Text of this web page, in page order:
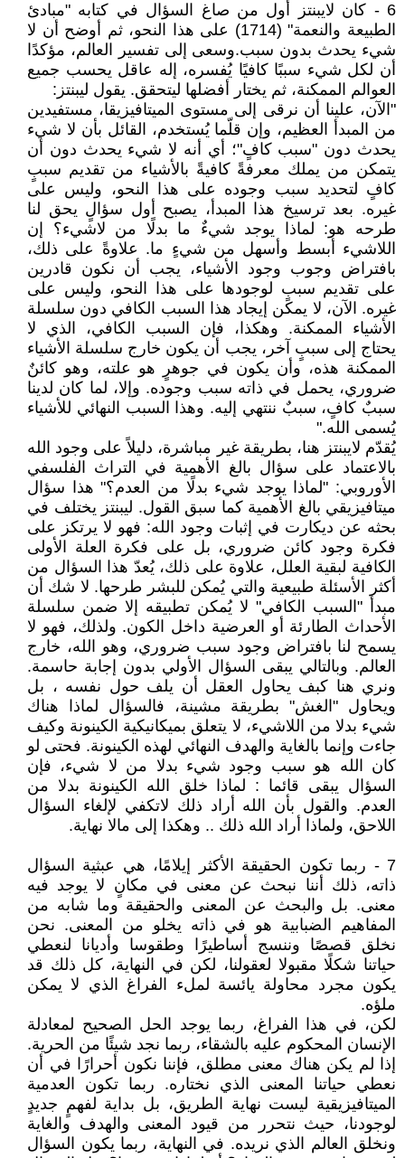
6 - كان لايبنتز أول من صاغ السؤال في كتابه "مبادئ
الطبيعة والنعمة" (1714) على هذا النحو، ثم أوضح أن لا
شيء يحدث بدون سبب.وسعى إلى تفسير العالم، مؤكدًا
أن لكل شيء سببًا كافيًا يُفسره، إله عاقل يحسب جميع
العوالم الممكنة، ثم يختار أفضلها ليتحقق. يقول ليبنتز:
"الآن، علينا أن نرقى إلى مستوى الميتافيزيقا، مستفيدين
من المبدأ العظيم، وإن قلّما يُستخدم، القائل بأن لا شيء
يحدث دون "سبب كافٍ"؛ أي أنه لا شيء يحدث دون أن
يتمكن من يملك معرفةً كافيةً بالأشياء من تقديم سببٍ
كافٍ لتحديد سبب وجوده على هذا النحو، وليس على
غيره. بعد ترسيخ هذا المبدأ، يصبح أول سؤالٍ يحق لنا
طرحه هو: لماذا يوجد شيءٌ ما بدلًا من لاشيء؟ إن
اللاشيء أبسط وأسهل من شيءٍ ما. علاوةً على ذلك،
بافتراض وجوب وجود الأشياء، يجب أن نكون قادرين
على تقديم سببٍ لوجودها على هذا النحو، وليس على
غيره. الآن، لا يمكن إيجاد هذا السبب الكافي دون سلسلة
الأشياء الممكنة. وهكذا، فإن السبب الكافي، الذي لا
يحتاج إلى سببٍ آخر، يجب أن يكون خارج سلسلة الأشياء
الممكنة هذه، وأن يكون في جوهرٍ هو علته، وهو كائنٌ
ضروري، يحمل في ذاته سبب وجوده. وإلا، لما كان لدينا
سببٌ كافٍ، سببٌ ننتهي إليه. وهذا السبب النهائي للأشياء
يُسمى الله."
يُقدّم لايبنتز هنا، بطريقة غير مباشرة، دليلاً على وجود الله
بالاعتماد على سؤال بالغ الأهمية في التراث الفلسفي
الأوروبي: "لماذا يوجد شيء بدلًا من العدم؟" هذا سؤال
ميتافيزيقي بالغ الأهمية كما سبق القول. ليبنتز يختلف في
بحثه عن ديكارت في إثبات وجود الله: فهو لا يرتكز على
فكرة وجود كائن ضروري، بل على فكرة العلة الأولى
الكافية لبقية العلل، علاوة على ذلك، يُعدّ هذا السؤال من
أكثر الأسئلة طبيعية والتي يُمكن للبشر طرحها. لا شك أن
مبدأ "السبب الكافي" لا يُمكن تطبيقه إلا ضمن سلسلة
الأحداث الطارئة أو العرضية داخل الكون. ولذلك، فهو لا
يسمح لنا بافتراض وجود سبب ضروري، وهو الله، خارج
العالم. وبالتالي يبقى السؤال الأولي بدون إجابة حاسمة.
ونري هنا كبف يحاول العقل أن يلف حول نفسه ، بل
ويحاول "الغش" بطريقة مشينة، فالسؤال لماذا هناك
شيء بدلا من اللاشيء، لا يتعلق بميكانيكية الكينونة وكيف
جاءت وإنما بالغاية والهدف النهائي لهذه الكينونة. فحتى لو
كان الله هو سبب وجود شيء بدلا من لا شيء، فإن
السؤال يبقى قائما : لماذا خلق الله الكينونة بدلا من
العدم. والقول بأن الله أراد ذلك لاتكفي لإلغاء السؤال
اللاحق، ولماذا أراد الله ذلك .. وهكذا إلى مالا نهاية.
7 - ‏‎ربما تكون الحقيقة الأكثر إيلامًا، هي عبثية السؤال
ذاته، ذلك أننا نبحث عن معنى في مكانٍ لا يوجد فيه
معنى. بل والبحث عن المعنى والحقيقة وما شابه من
المفاهيم الضبابية هو في ذاته يخلو من المعنى. نحن
نخلق قصصًا وننسج أساطيرًا وطقوسا وأديانا لنعطي
حياتنا شكلًا مقبولا لعقولنا، لكن في النهاية، كل ذلك قد
يكون مجرد محاولة يائسة لملء الفراغ الذي لا يمكن
ملؤه.
‎لكن، في هذا الفراغ، ربما يوجد الحل الصحيح لمعادلة
الإنسان المحكوم عليه بالشقاء، ربما نجد شيئًا من الحرية.
إذا لم يكن هناك معنى مطلق، فإننا نكون أحرارًا في أن
نعطي حياتنا المعنى الذي نختاره. ربما تكون العدمية
الميتافيزيقية ليست نهاية الطريق، بل بداية لفهمٍ جديدٍ
لوجودنا، حيث نتحرر من قيود المعنى والهدف والغاية
ونخلق العالم الذي نريده. ‏‎في النهاية، ربما يكون السؤال